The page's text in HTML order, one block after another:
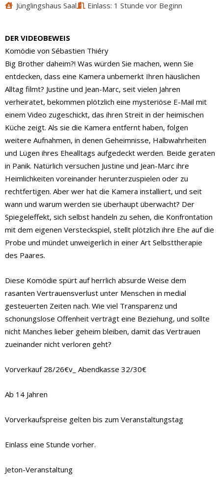
Jünglingshaus Saal
Einlass: 1 Stunde vor Beginn
DER VIDEOBEWEIS
Komödie von Sébastien Thiéry
Big Brother daheim?! Was würden Sie machen, wenn Sie
entdecken, dass eine Kamera unbemerkt Ihren häuslichen
Alltag filmt? Justine und Jean-Marc, seit vielen Jahren
verheiratet, bekommen plötzlich eine mysteriöse E-Mail mit
einem Video zugeschickt, das ihren Streit in der heimischen
Küche zeigt. Als sie die Kamera entfernt haben, folgen
weitere Aufnahmen, in denen Geheimnisse, Halbwahrheiten
und Lügen ihres Ehealltags aufgedeckt werden. Beide geraten
in Panik. Natürlich versuchen Justine und Jean-Marc ihre
Heimlichkeiten voreinander herunterzuspielen oder zu
rechtfertigen. Aber wer hat die Kamera installiert, und seit
wann und warum werden sie überhaupt überwacht? Der
Spiegeleffekt, sich selbst handeln zu sehen, die Konfrontation
mit dem eigenen Versteckspiel, stellt plötzlich ihre Ehe auf die
Probe und mündet unweigerlich in einer Art Selbsttherapie
des Paares.
Diese Komödie spürt auf herrlich absurde Weise dem
rasanten Vertrauensverlust unter Menschen in medial
gesteuerten Zeiten nach. Wie viel Transparenz und
schonungslose Offenheit verträgt eine Beziehung, und sollte
nicht Manches lieber geheim bleiben, damit das Vertrauen
zueinander nicht verloren geht?
Vorverkauf 28/26€v_ Abendkasse 32/30€
Ab 14 Jahren
Vorverkaufspreise gelten bis zum Veranstaltungstag
Einlass eine Stunde vorher.
Jeton-Veranstaltung